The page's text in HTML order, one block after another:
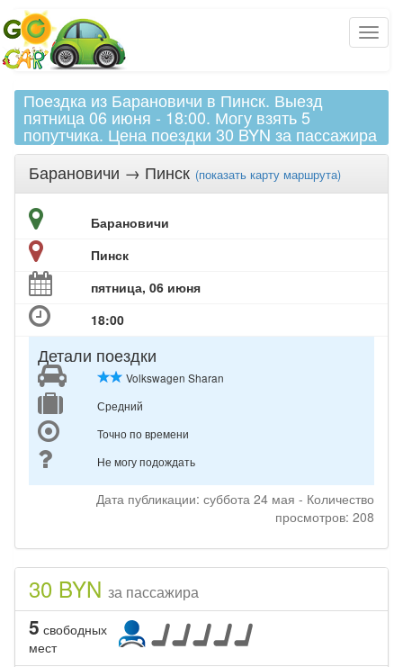
Поездка из Барановичи в Пинск. Выезд
пятница 06 июня - 18:00. Могу взять 5
попутчика. Цена поездки 30 BYN за пассажира
Барановичи → Пинск (показать карту маршрута)
Барановичи
Пинск
пятница, 06 июня
18:00
Детали поездки
Volkswagen Sharan
Средний
Точно по времени
Не могу подождать
Дата публикации: суббота 24 мая - Количество
просмотров: 208
30 BYN за пассажира
5 свободных
мест